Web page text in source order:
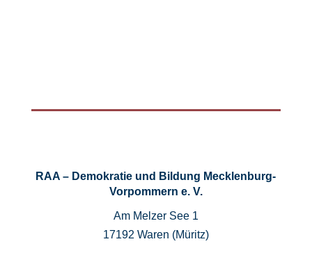
RAA – Demokratie und Bildung Mecklenburg-
Vorpommern e. V.
Am Melzer See 1
17192 Waren (Müritz)